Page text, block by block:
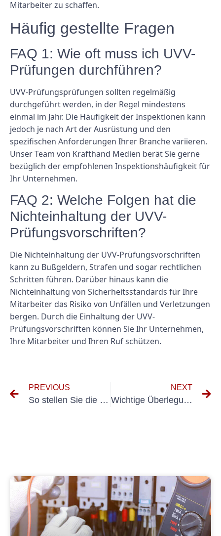
Mitarbeiter zu schaffen.
Häufig gestellte Fragen
FAQ 1: Wie oft muss ich UVV-
Prüfungen durchführen?
UVV-Prüfungsprüfungen sollten regelmäßig
durchgeführt werden, in der Regel mindestens
einmal im Jahr. Die Häufigkeit der Inspektionen kann
jedoch je nach Art der Ausrüstung und den
spezifischen Anforderungen Ihrer Branche variieren.
Unser Team von Krafthand Medien berät Sie gerne
bezüglich der empfohlenen Inspektionshäufigkeit für
Ihr Unternehmen.
FAQ 2: Welche Folgen hat die
Nichteinhaltung der UVV-
Prüfungsvorschriften?
Die Nichteinhaltung der UVV-Prüfungsvorschriften
kann zu Bußgeldern, Strafen und sogar rechtlichen
Schritten führen. Darüber hinaus kann die
Nichteinhaltung von Sicherheitsstandards für Ihre
Mitarbeiter das Risiko von Unfällen und Verletzungen
bergen. Durch die Einhaltung der UVV-
Prüfungsvorschriften können Sie Ihr Unternehmen,
Ihre Mitarbeiter und Ihren Ruf schützen.
PREVIOUS
So stellen Sie die Einhaltung der UVV BGV D8 an Ihrem Arbeitsplatz sicher
NEXT
Wichtige Überlegungen zur Einhaltung der Messnormen DIN VDE 0701 und 0702